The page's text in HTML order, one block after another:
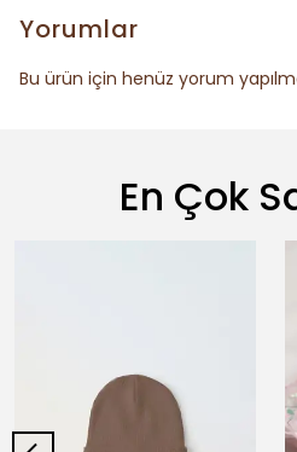
Yorumlar
Bu ürün için henüz yorum
En Çok